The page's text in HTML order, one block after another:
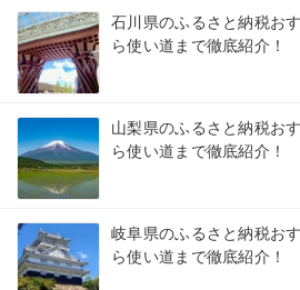
石川県のふるさと納税お
ら使い道まで徹底紹介！
山梨県のふるさと納税お
ら使い道まで徹底紹介！
岐阜県のふるさと納税お
ら使い道まで徹底紹介！